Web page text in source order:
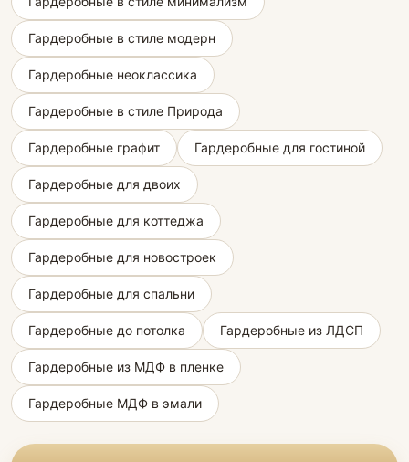
Гардеробные в стиле модерн
Гардеробные неоклассика
Гардеробные в стиле Природа
Гардеробные графит Гардеробные для гостиной
Гардеробные для двоих
Гардеробные для коттеджа
Гардеробные для новостроек
Гардеробные для спальни
Гардеробные до потолка Гардеробные из ЛДСП
Гардеробные из МДФ в пленке
Гардеробные МДФ в эмали